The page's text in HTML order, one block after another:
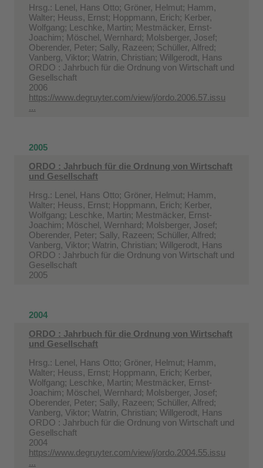
Hrsg.: Lenel, Hans Otto; Gröner, Helmut; Hamm,
Walter; Heuss, Ernst; Hoppmann, Erich; Kerber,
Wolfgang; Leschke, Martin; Mestmäcker, Ernst-
Joachim; Möschel, Wernhard; Molsberger, Josef;
Oberender, Peter; Sally, Razeen; Schüller, Alfred;
Vanberg, Viktor; Watrin, Christian; Willgerodt, Hans
ORDO : Jahrbuch für die Ordnung von Wirtschaft und
Gesellschaft
2006
https://www.degruyter.com/view/j/ordo.2006.57.issu
...
2005
ORDO : Jahrbuch für die Ordnung von Wirtschaft
und Gesellschaft
Hrsg.: Lenel, Hans Otto; Gröner, Helmut; Hamm,
Walter; Heuss, Ernst; Hoppmann, Erich; Kerber,
Wolfgang; Leschke, Martin; Mestmäcker, Ernst-
Joachim; Möschel, Wernhard; Molsberger, Josef;
Oberender, Peter; Sally, Razeen; Schüller, Alfred;
Vanberg, Viktor; Watrin, Christian; Willgerodt, Hans
ORDO : Jahrbuch für die Ordnung von Wirtschaft und
Gesellschaft
2005
2004
ORDO : Jahrbuch für die Ordnung von Wirtschaft
und Gesellschaft
Hrsg.: Lenel, Hans Otto; Gröner, Helmut; Hamm,
Walter; Heuss, Ernst; Hoppmann, Erich; Kerber,
Wolfgang; Leschke, Martin; Mestmäcker, Ernst-
Joachim; Möschel, Wernhard; Molsberger, Josef;
Oberender, Peter; Sally, Razeen; Schüller, Alfred;
Vanberg, Viktor; Watrin, Christian; Willgerodt, Hans
ORDO : Jahrbuch für die Ordnung von Wirtschaft und
Gesellschaft
2004
https://www.degruyter.com/view/j/ordo.2004.55.issu
...